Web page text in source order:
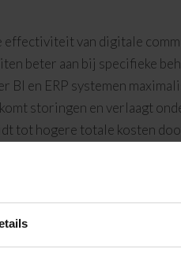
effectiviteit van digitale
beter aan bij specifieke
en ERP systemen
storingen en verlaagt
tot hogere totale kosten
content te tonen. De
systeem voor visuele